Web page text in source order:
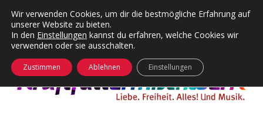
Kategorien
Menü
24 Hours Chilling
Die Wende
KFMW-Disco
Dates
öffnen
Wir verwenden Cookies, um dir die bestmögliche Erfahrung auf
unserer Website zu bieten.
In den Einstellungen kannst du erfahren, welche Cookies wir
verwenden oder sie ausschalten.
Zustimmen Ablehnen Einstellungen